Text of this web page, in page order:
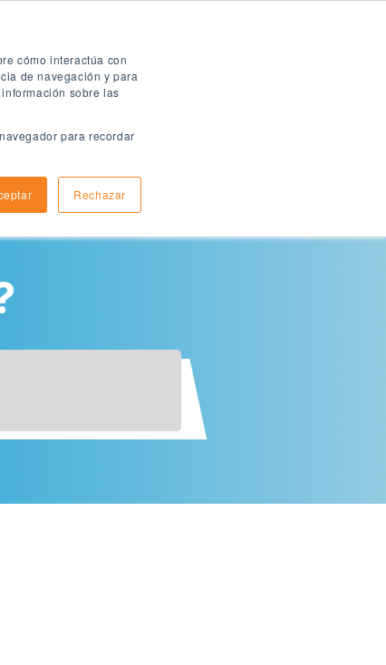
cómo interactúa con
de navegación y para
sobre las
para recordar
Rechazar